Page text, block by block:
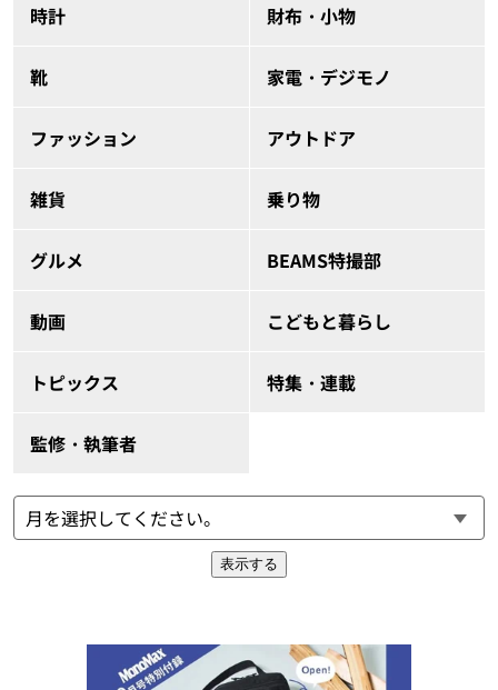
時計 財布・小物
靴 家電・デジモノ
ファッション アウトドア
雑貨 乗り物
グルメ BEAMS特撮部
動画 こどもと暮らし
トピックス 特集・連載
監修・執筆者
表示する